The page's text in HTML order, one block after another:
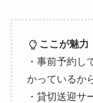
ここが魅力
・事前予約し
かっているか
・貸切送迎サ